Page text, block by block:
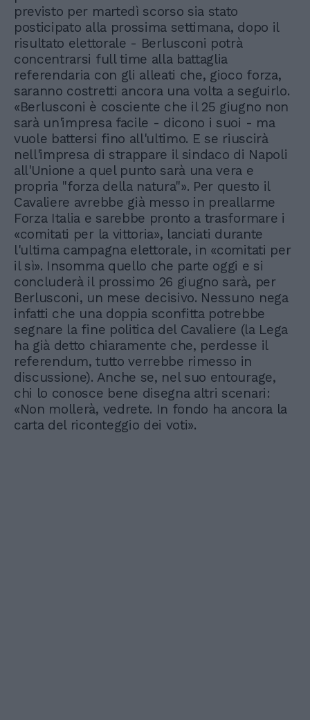
previsto per martedì scorso sia stato
posticipato alla prossima settimana, dopo il
risultato elettorale - Berlusconi potrà
concentrarsi full time alla battaglia
referendaria con gli alleati che, gioco forza,
saranno costretti ancora una volta a seguirlo.
«Berlusconi è cosciente che il 25 giugno non
sarà un'impresa facile - dicono i suoi - ma
vuole battersi fino all'ultimo. E se riuscirà
nell'impresa di strappare il sindaco di Napoli
all'Unione a quel punto sarà una vera e
propria "forza della natura"». Per questo il
Cavaliere avrebbe già messo in preallarme
Forza Italia e sarebbe pronto a trasformare i
«comitati per la vittoria», lanciati durante
l'ultima campagna elettorale, in «comitati per
il sì». Insomma quello che parte oggi e si
concluderà il prossimo 26 giugno sarà, per
Berlusconi, un mese decisivo. Nessuno nega
infatti che una doppia sconfitta potrebbe
segnare la fine politica del Cavaliere (la Lega
ha già detto chiaramente che, perdesse il
referendum, tutto verrebbe rimesso in
discussione). Anche se, nel suo entourage,
chi lo conosce bene disegna altri scenari:
«Non mollerà, vedrete. In fondo ha ancora la
carta del riconteggio dei voti».